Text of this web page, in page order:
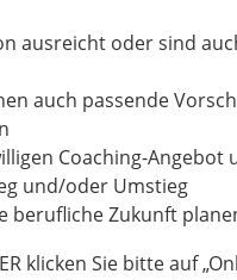
ausreicht oder sind
auch passende
Coaching-Angebot
und/oder Umstieg
berufliche Zukunft
klicken Sie bitte auf